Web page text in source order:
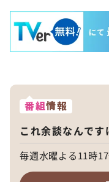
番組情報
これ余談なんです
毎週水曜よる11時